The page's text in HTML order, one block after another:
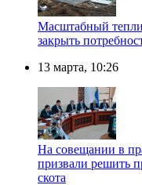
Масштабный
закрыть
13 марта, 10:26
На совещании в
призвали решить
скота